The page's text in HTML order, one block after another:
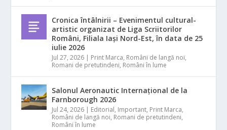
Cronica întâlnirii – Evenimentul cultural-
artistic organizat de Liga Scriitorilor
Români, Filiala Iași Nord-Est, în data de 25
iulie 2026
Jul 27, 2026 | Print Marca, Români de langă noi,
Romani de pretutindeni, Români în lume
Salonul Aeronautic Internațional de la
Farnborough 2026
Jul 24, 2026 | Editorial, Important, Print Marca,
Români de langă noi, Romani de pretutindeni,
Români în lume